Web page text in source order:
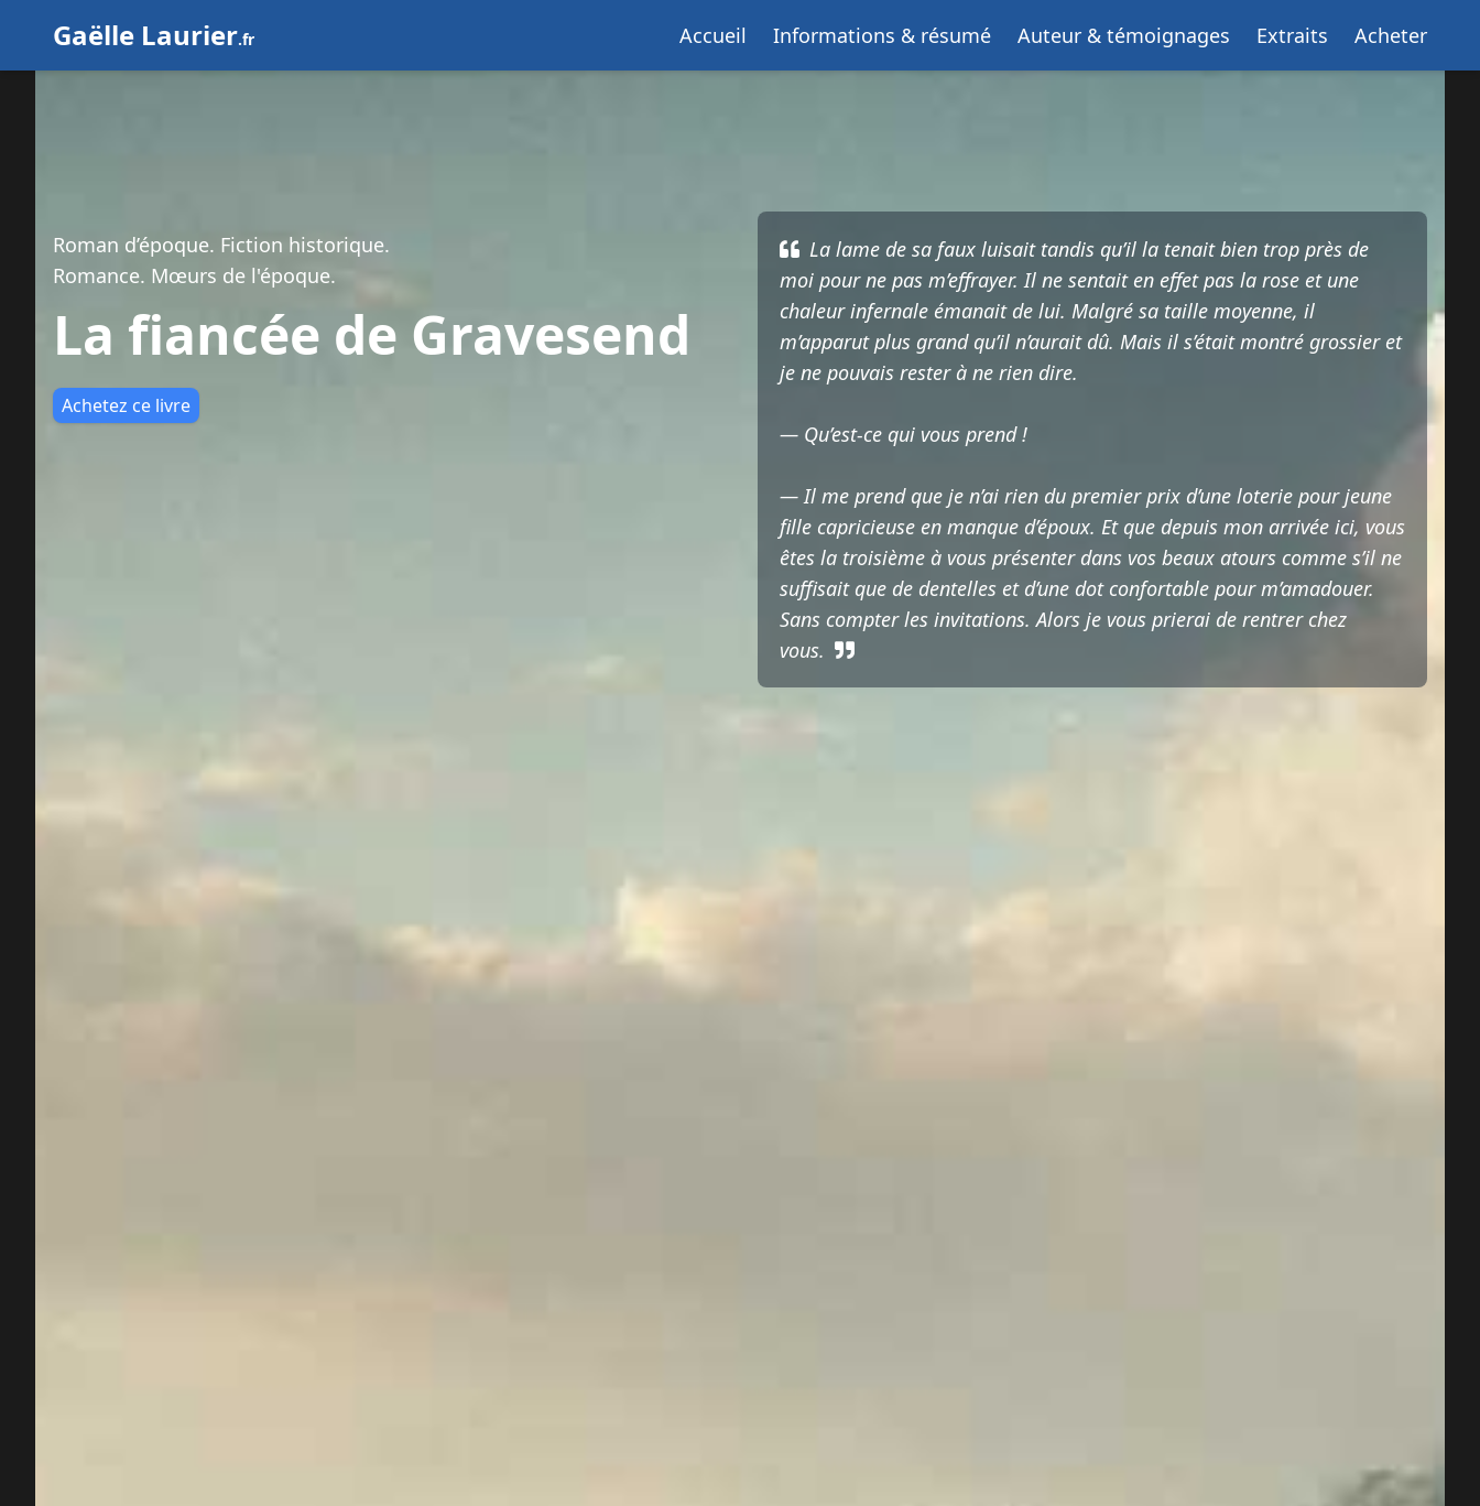
Gaëlle Laurier.fr Accueil Informations & résumé Auteur & témoignages Extraits Acheter
Roman d’époque. Fiction historique.
Romance. Mœurs de l'époque.
La fiancée de Gravesend
Achetez ce livre
La lame de sa faux luisait tandis qu’il la tenait bien trop près de
moi pour ne pas m’effrayer. Il ne sentait en effet pas la rose et une
chaleur infernale émanait de lui. Malgré sa taille moyenne, il
m’apparut plus grand qu’il n’aurait dû. Mais il s’était montré grossier et
je ne pouvais rester à ne rien dire.
— Qu’est-ce qui vous prend !
— Il me prend que je n’ai rien du premier prix d’une loterie pour jeune
fille capricieuse en manque d’époux. Et que depuis mon arrivée ici, vous
êtes la troisième à vous présenter dans vos beaux atours comme s’il ne
suffisait que de dentelles et d’une dot confortable pour m’amadouer.
Sans compter les invitations. Alors je vous prierai de rentrer chez
vous.